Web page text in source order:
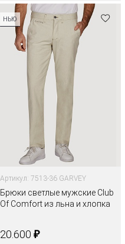
НЬЮ
Артикул: 7513-36 GARVEY
Брюки светлые мужские Club
Of Comfort из льна и хлопка
20.600 ₽